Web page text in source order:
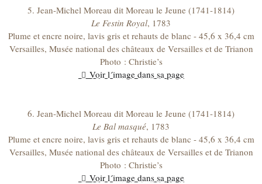
5. Jean-Michel Moreau dit Moreau le Jeune (1741-1814)
Le Festin Royal, 1783
Plume et encre noire, lavis gris et rehauts de blanc - 45,6 x 36,4 cm
Versailles, Musée national des châteaux de Versailles et de Trianon
Photo : Christie’s
Voir l´image dans sa page
6. Jean-Michel Moreau dit Moreau le Jeune (1741-1814)
Le Bal masqué, 1783
Plume et encre noire, lavis gris et rehauts de blanc - 45,6 x 36,4 cm
Versailles, Musée national des châteaux de Versailles et de Trianon
Photo : Christie’s
Voir l´image dans sa page